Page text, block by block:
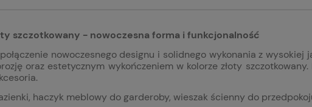
szczotkowany - nowoczesna forma i funkcjonalność
nowoczesnego designu i solidnego wykonania z
oraz estetycznym wykończeniem w kolorze złoty
haczyk meblowy do garderoby, wieszak ścienny do